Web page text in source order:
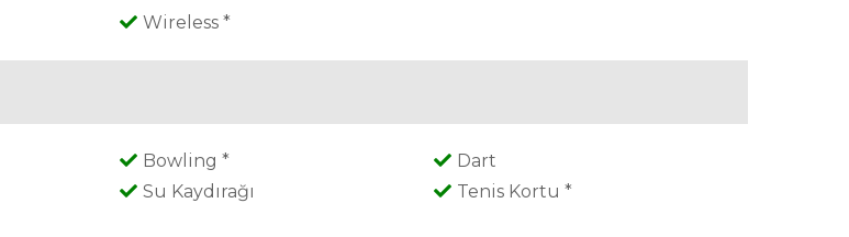
Wireless *
Bowling *
Dart
Su Kaydırağı
Tenis Kortu *